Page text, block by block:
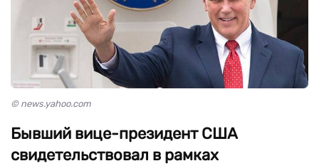
© news.yahoo.com
Бывший вице-президент США
свидетельствовал в рамках